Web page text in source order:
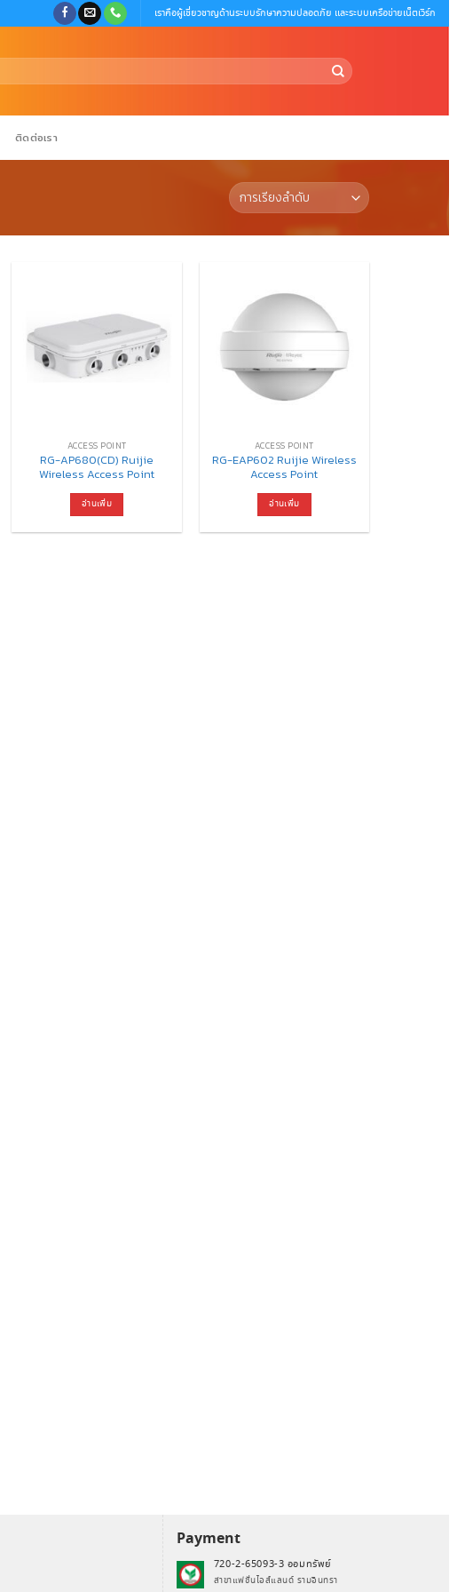
เราคือผู้เชี่ยวชาญด้านระบบรักษาความปลอดภัย และระบบเครือข่ายเน็ตเวิร์ก
ติดต่อเรา
ACCESS​ POINT
RG-AP680(CD) Ruijie
Wireless Access Point
อ่านเพิ่ม
ACCESS​ POINT
RG-EAP602 Ruijie Wireless
Access Point
อ่านเพิ่ม
Payment
720-2-65093-3 ออมทรัพย์
สาขาแฟชั่นไอส์แลนด์ รามอินทรา